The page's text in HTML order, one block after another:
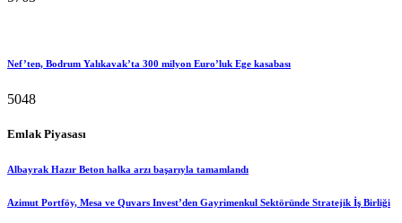
Nef’ten, Bodrum Yalıkavak’ta 300 milyon Euro’luk Ege kasabası
5048
Emlak Piyasası
Albayrak Hazır Beton halka arzı başarıyla tamamlandı
Azimut Portföy, Mesa ve Quvars Invest’den Gayrimenkul Sektöründe Stratejik İş Birliği